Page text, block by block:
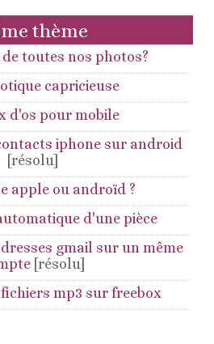
thème
de toutes nos photos?
capricieuse
d'os pour mobile
iphone sur android
[résolu]
apple ou androïd ?
d'une pièce
gmail sur un même
[résolu]
mp3 sur freebox